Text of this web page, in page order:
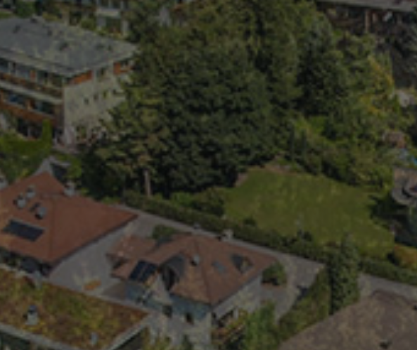
wie die Benutzeranmeldung und die
ordnungsgemäß verwendet werden.
builder
wird vom Cookie-Script.com-Dienst
um die Einwilligungseinstellungen für
zu speichern. Das Cookie-Banner von
muss ordnungsgemäß funktionieren.
ist mit Google Universal Analytics verknüpft.
Aktualisierung des am häufigsten
von Google. Dieses Cookie wird
Benutzer zu unterscheiden, indem eine
als Client-ID zugewiesen wird. Es ist in
auf einer Site enthalten und wird zur
, Sitzungs- und Kampagnendaten für
verwendet.
Google Analytics gesetzt. Es speichert und
Wert für jede besuchte Seite und
Verfolgen von Seitenaufrufen verwendet.
ist mit Google Universal Analytics verknüpft.
wird er zur Drosselung der
wodurch die Datenerfassung auf